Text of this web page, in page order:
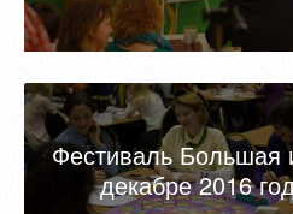
Фестиваль Большая
декабре 2016